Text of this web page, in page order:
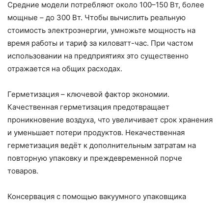
Средние модели потребляют около 100–150 Вт, более
мощные – до 300 Вт. Чтобы вычислить реальную
стоимость электроэнергии, умножьте мощность на
время работы и тариф за киловатт-час. При частом
использовании на предприятиях это существенно
отражается на общих расходах.
Герметизация – ключевой фактор экономии.
Качественная герметизация предотвращает
проникновение воздуха, что увеличивает срок хранения
и уменьшает потери продуктов. Некачественная
герметизация ведёт к дополнительным затратам на
повторную упаковку и преждевременной порче
товаров.
Консервация с помощью вакуумного упаковщика